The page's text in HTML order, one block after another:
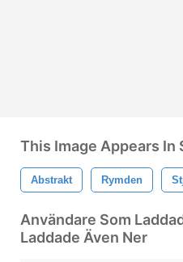
This Image Appears In
Abstrakt Rymden
Användare Som
Laddade Även Ner